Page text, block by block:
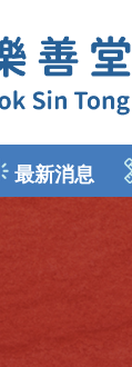
最新消息